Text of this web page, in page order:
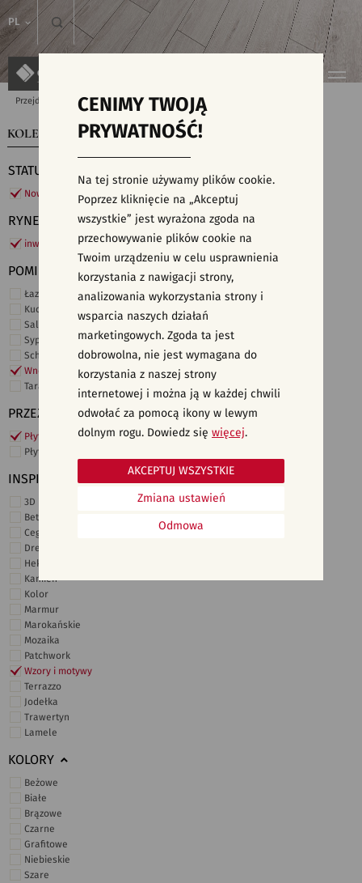
PL
Przejdź do strony głównej Kolekcje
KOLEKCJE WYSZUKIWARKA PŁYTEK
STATUS
Nowości
RYNEK
inwestycje
POMIESZCZENIE
Łazienka
Kuchnia
Salon i hol
Sypialnia
Schody
Wnętrza komercyjne
Taras i ogród
PRZEZNACZENIE
Płytki ścienne
Płytki podłogowe
INSPIRACJE
3D i struktury
Beton
Cegiełki
Drewno
Heksagonalne
Kamień
Kolor
Marmur
Marokańskie
Mozaika
Patchwork
Wzory i motywy
Terrazzo
Jodełka
Trawertyn
Lamele
KOLORY
Beżowe
Białe
Brązowe
Czarne
Grafitowe
Niebieskie
Szare
CENIMY TWOJĄ
PRYWATNOŚĆ!
Na tej stronie używamy plików cookie.
Poprzez kliknięcie na „Akceptuj
wszystkie” jest wyrażona zgoda na
przechowywanie plików cookie na
Twoim urządzeniu w celu usprawnienia
korzystania z nawigacji strony,
analizowania wykorzystania strony i
wsparcia naszych działań
marketingowych. Zgoda ta jest
dobrowolna, nie jest wymagana do
korzystania z naszej strony
internetowej i można ją w każdej chwili
odwołać za pomocą ikony w lewym
dolnym rogu. Dowiedz się więcej.
Odmowa
Zmiana ustawień
AKCEPTUJ WSZYSTKIE